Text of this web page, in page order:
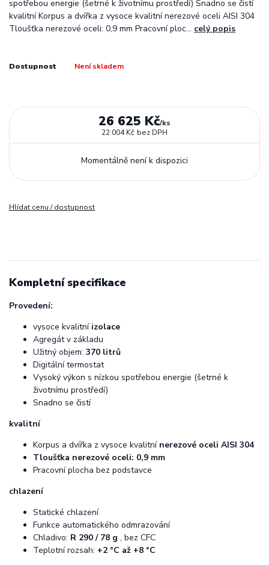
spotřebou energie (šetrné k životnímu prostředí) Snadno se čistí
kvalitní Korpus a dvířka z vysoce kvalitní nerezové oceli AISI 304
Tloušťka nerezové oceli: 0,9 mm Pracovní ploc... celý popis
Dostupnost Není skladem
26 625 Kč/ks
22 004 Kč bez DPH
Momentálně není k dispozici
Hlídat cenu / dostupnost
Kompletní specifikace
Provedení:
vysoce kvalitníizolace
Agregát v základu
Užitný objem: 370 litrů
Digitální termostat
Vysoký výkon s nízkou spotřebou energie (šetrné k
životnímu prostředí)
Snadno se čistí
kvalitní
Korpus a dvířka z vysoce kvalitní nerezové oceli AISI 304
Tloušťka nerezové oceli: 0,9 mm
Pracovní plocha bez podstavce
chlazení
Statické chlazení
Funkce automatického odmrazování
Chladivo: R 290 / 78 g , bez CFC
Teplotní rozsah: +2 °C až +8 °C